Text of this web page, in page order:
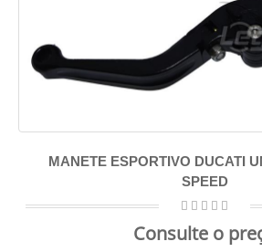
MANETE ESPORTIVO DUCATI
SPEED
Consulte o